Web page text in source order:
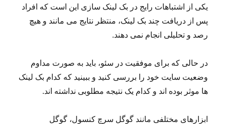
یکی از اشتباهات رایج در بک لینک سازی این است که افراد
پس از دریافت چند بک لینک، منتظر نتایج می مانند و هیچ
رصد و تحلیلی انجام نمی دهند.
در حالی که برای موفقیت در سئو، باید به صورت مداوم
وضعیت سایت خود را بررسی کنید و ببینید که کدام بک لینک
ها موثر بوده اند و کدام یک نتیجه مطلوبی نداشته اند.
ابزارهای مختلفی مانند گوگل سرچ کنسول، گوگل